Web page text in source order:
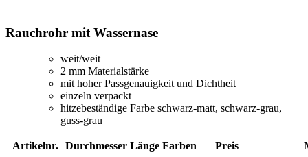
Rauchrohr mit Wassernase
weit/weit
2 mm Materialstärke
mit hoher Passgenauigkeit und Dichtheit
einzeln verpackt
hitzebeständige Farbe schwarz-matt, schwarz-grau,
guss-grau
Artikelnr. Durchmesser Länge Farben Preis